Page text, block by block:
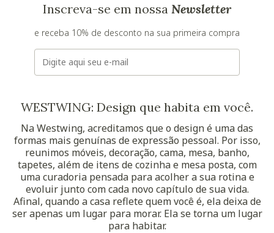
Inscreva-se em nossa Newsletter
e receba 10% de desconto na sua primeira compra
E-mail
WESTWING: Design que habita em você.
Na Westwing, acreditamos que o design é uma das
formas mais genuínas de expressão pessoal. Por isso,
reunimos móveis, decoração, cama, mesa, banho,
tapetes, além de itens de cozinha e mesa posta, com
uma curadoria pensada para acolher a sua rotina e
evoluir junto com cada novo capítulo de sua vida.
Afinal, quando a casa reflete quem você é, ela deixa de
ser apenas um lugar para morar. Ela se torna um lugar
para habitar.